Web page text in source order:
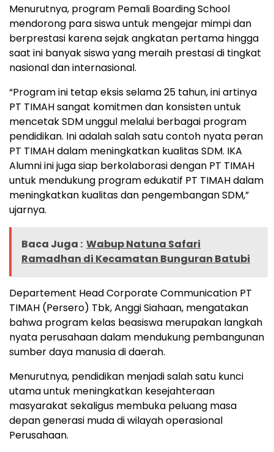
Menurutnya, program Pemali Boarding School
mendorong para siswa untuk mengejar mimpi dan
berprestasi karena sejak angkatan pertama hingga
saat ini banyak siswa yang meraih prestasi di tingkat
nasional dan internasional.
“Program ini tetap eksis selama 25 tahun, ini artinya
PT TIMAH sangat komitmen dan konsisten untuk
mencetak SDM unggul melalui berbagai program
pendidikan. Ini adalah salah satu contoh nyata peran
PT TIMAH dalam meningkatkan kualitas SDM. IKA
Alumni ini juga siap berkolaborasi dengan PT TIMAH
untuk mendukung program edukatif PT TIMAH dalam
meningkatkan kualitas dan pengembangan SDM,”
ujarnya.
Baca Juga : Wabup Natuna Safari
Ramadhan di Kecamatan Bunguran Batubi
Departement Head Corporate Communication PT
TIMAH (Persero) Tbk, Anggi Siahaan, mengatakan
bahwa program kelas beasiswa merupakan langkah
nyata perusahaan dalam mendukung pembangunan
sumber daya manusia di daerah.
Menurutnya, pendidikan menjadi salah satu kunci
utama untuk meningkatkan kesejahteraan
masyarakat sekaligus membuka peluang masa
depan generasi muda di wilayah operasional
Perusahaan.